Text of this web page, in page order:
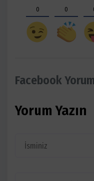
0 0
Facebook Yorum
Yorum Yazın